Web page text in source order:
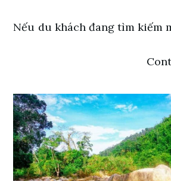
Nếu du khách đang tìm kiếm